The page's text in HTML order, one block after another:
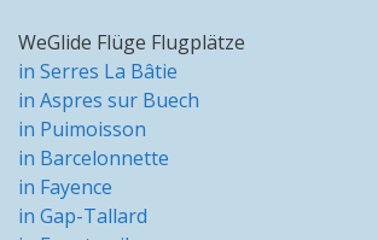
WeGlide Flüge Flugplätze
in Serres La Bâtie
in Aspres sur Buech
in Puimoisson
in Barcelonnette
in Fayence
in Gap-Tallard